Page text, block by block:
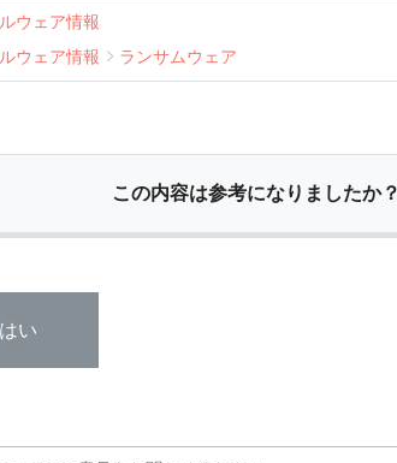
ウェア情報
ウェア情報 ランサムウェア
この内容は参考になりましたか？
はい